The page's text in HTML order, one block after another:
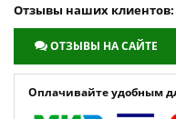
Отзывы наших клиентов:
ОТЗЫВЫ НА САЙТЕ
Оплачивайте удобным